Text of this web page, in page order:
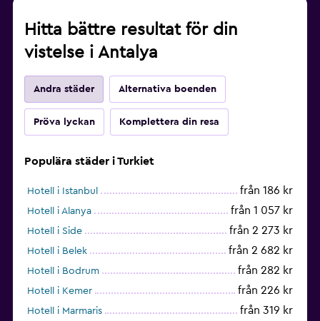
Hitta bättre resultat för din
vistelse i Antalya
Andra städer Alternativa boenden
Pröva lyckan Komplettera din resa
Populära städer i Turkiet
Hotell i Istanbul från 186 kr
Hotell i Alanya från 1 057 kr
Hotell i Side från 2 273 kr
Hotell i Belek från 2 682 kr
Hotell i Bodrum från 282 kr
Hotell i Kemer från 226 kr
Hotell i Marmaris från 319 kr